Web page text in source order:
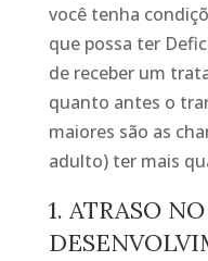
você tenha
que possa ter
de receber um
quanto antes o
maiores são as
adulto) ter mais
1. ATRASO NO